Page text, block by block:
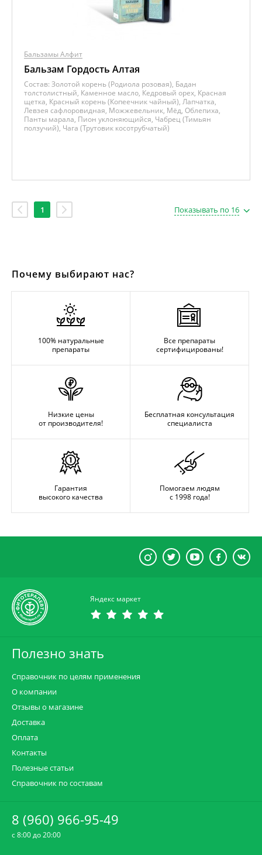
Бальзамы Алфит
Бальзам Гордость Алтая
Состав: Золотой корень (Родиола розовая), Бадан
толстолистный, Каменное масло, Кедровый орех, Красная
щетка, Красный корень (Копеечник чайный), Лапчатка,
Левзея сафлоровидная, Можжевельник, Мёд, Облепиха,
Панты марала, Пион уклоняющийся, Чабрец (Тимьян
ползучий), Чага (Трутовик косотрубчатый)
1 Показывать по 16
Почему выбирают нас?
100% натуральные
препараты
Все препараты
сертифицированы!
Низкие цены
от производителя!
Бесплатная консультация
специалиста
Гарантия
высокого качества
Помогаем людям
с 1998 года!
Яндекс маркет
Полезно знать
Справочник по целям применения
О компании
Отзывы о магазине
Доставка
Оплата
Контакты
Полезные статьи
Справочник по составам
8 (960) 966-95-49
c 8:00 до 20:00